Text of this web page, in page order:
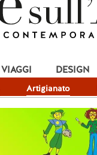
Artigianato
VIAGGI DESIGN